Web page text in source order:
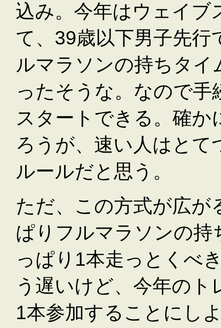
込み。今年はウェイブ
て、39歳以下男子先行
ルマラソンの持ちタ
ったそうな。なので
スタートできる。確
ろうが、速い人はと
ルールだと思う。
ただ、この方式が広が
ぱりフルマラソンの
っぱり1本走っとくべ
う遅いけど、今年の
1本参加することにし